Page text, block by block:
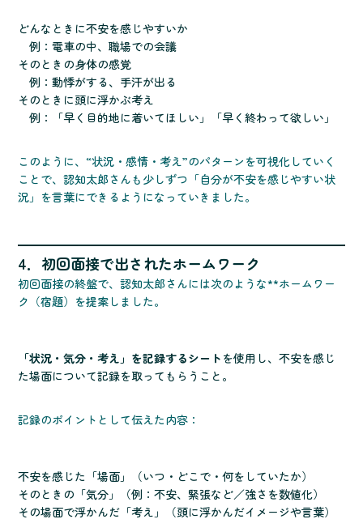
どんなときに不安を感じやすいか
例：電車の中、職場での会議
そのときの身体の感覚
例：動悸がする、手汗が出る
そのときに頭に浮かぶ考え
例：「早く目的地に着いてほしい」「早く終わって欲しい」
このように、“状況・感情・考え”のパターンを可視化していく
ことで、認知太郎さんも少しずつ「自分が不安を感じやすい状
況」を言葉にできるようになっていきました。
4．初回面接で出されたホームワーク
初回面接の終盤で、認知太郎さんには次のような**ホームワー
ク（宿題）を提案しました。
「状況・気分・考え」を記録するシート を使用し、不安を感じ
た場面について記録を取ってもらうこと。
記録のポイントとして伝えた内容：
不安を感じた「場面」（いつ・どこで・何をしていたか）
そのときの「気分」（例：不安、緊張など／強さを数値化）
その場面で浮かんだ「考え」（頭に浮かんだイメージや言葉）